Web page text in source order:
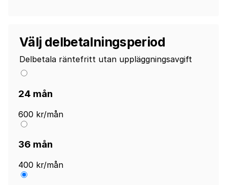
Välj delbetalningsperiod
Delbetala räntefritt utan uppläggningsavgift
24 mån
600 kr/mån
36 mån
400 kr/mån